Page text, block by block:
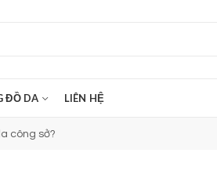
ĐỒ DA LIÊN HỆ
công sở?